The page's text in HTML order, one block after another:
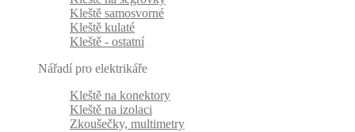
Kleště samosvorné
Kleště kulaté
Kleště - ostatní
Nářadí pro elektrikáře
Kleště na konektory
Kleště na izolaci
Zkoušečky, multimetry